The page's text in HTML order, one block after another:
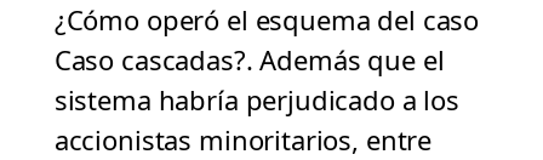
¿Cómo operó el esquema del caso
Caso cascadas?. Además que el
sistema habría perjudicado a los
accionistas minoritarios, entre